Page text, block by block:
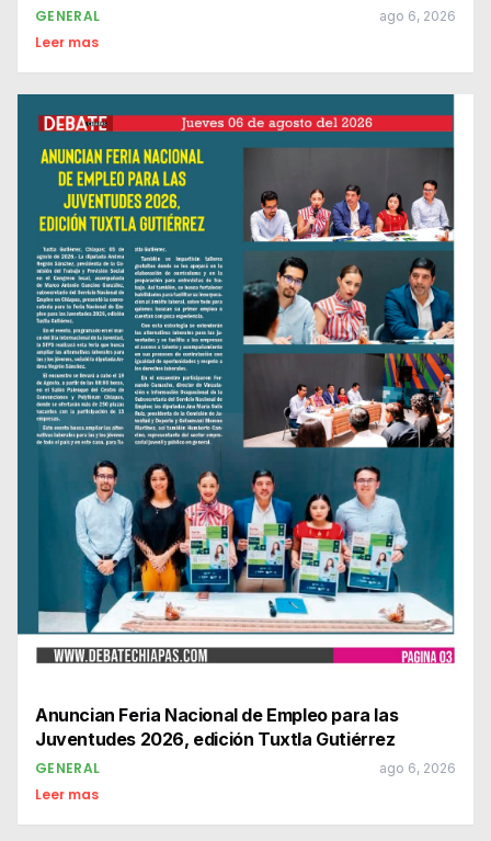
GENERAL ago 6, 2026
Leer mas
Anuncian Feria Nacional de Empleo para las
Juventudes 2026, edición Tuxtla Gutiérrez
GENERAL ago 6, 2026
Leer mas